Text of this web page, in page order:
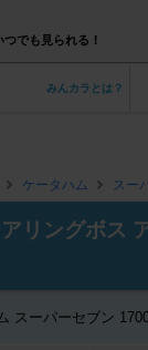
でも見られる！
みんカラとは？
ケータハム スー
リングボス
スーパーセブン